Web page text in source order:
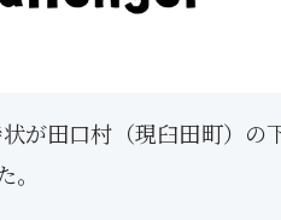
が田口村（現臼田町）の